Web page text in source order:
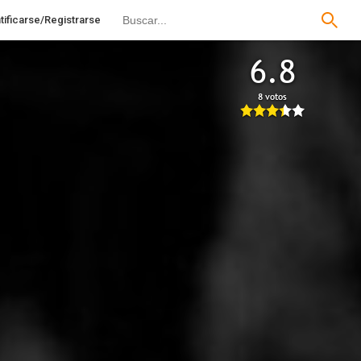
Registrarse
6.8
8 votos